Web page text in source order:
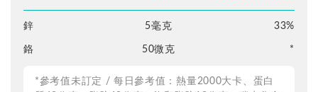
鋅 5毫克 33%
鉻 50微克 *
*參考值未訂定 / 每日參考值：熱量2000大卡、蛋白